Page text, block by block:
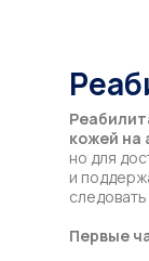
кожей на
но для
и
Первые